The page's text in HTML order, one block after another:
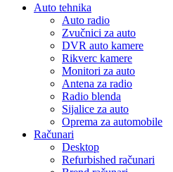
Auto tehnika
Auto radio
Zvučnici za auto
DVR auto kamere
Rikverc kamere
Monitori za auto
Antena za radio
Radio blenda
Sijalice za auto
Oprema za automobile
Računari
Desktop
Refurbished računari